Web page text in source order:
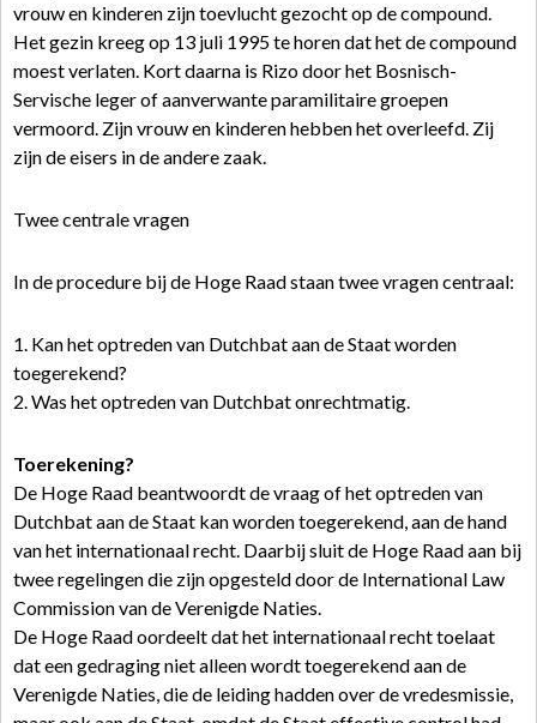
vrouw en kinderen zijn toevlucht gezocht op de compound.
Het gezin kreeg op 13 juli 1995 te horen dat het de compound
moest verlaten. Kort daarna is Rizo door het Bosnisch-
Servische leger of aanverwante paramilitaire groepen
vermoord. Zijn vrouw en kinderen hebben het overleefd. Zij
zijn de eisers in de andere zaak.
Twee centrale vragen
In de procedure bij de Hoge Raad staan twee vragen centraal:
1. Kan het optreden van Dutchbat aan de Staat worden
toegerekend?
2. Was het optreden van Dutchbat onrechtmatig.
Toerekening?
De Hoge Raad beantwoordt de vraag of het optreden van
Dutchbat aan de Staat kan worden toegerekend, aan de hand
van het internationaal recht. Daarbij sluit de Hoge Raad aan bij
twee regelingen die zijn opgesteld door de International Law
Commission van de Verenigde Naties.
De Hoge Raad oordeelt dat het internationaal recht toelaat
dat een gedraging niet alleen wordt toegerekend aan de
Verenigde Naties, die de leiding hadden over de vredesmissie,